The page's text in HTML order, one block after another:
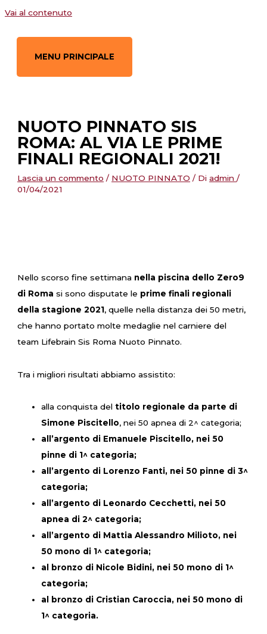
Vai al contenuto
MENU PRINCIPALE
NUOTO PINNATO SIS
ROMA: AL VIA LE PRIME
FINALI REGIONALI 2021!
Lascia un commento / NUOTO PINNATO / Diadmin/
01/04/2021
Nello scorso fine settimana nella piscina dello Zero9
di Roma si sono disputate le prime finali regionali
della stagione 2021, quelle nella distanza dei 50 metri,
che hanno portato molte medaglie nel carniere del
team Lifebrain Sis Roma Nuoto Pinnato.
Tra i migliori risultati abbiamo assistito:
alla conquista deltitolo regionale da parte di
Simone Piscitello, nei 50 apnea di 2^ categoria;
all’argento di Emanuele Piscitello, nei 50
pinne di 1^ categoria;
all’argento di Lorenzo Fanti, nei 50 pinne di 3^
categoria;
all’argento di Leonardo Cecchetti, nei 50
apnea di 2^ categoria;
all’argento di Mattia Alessandro Milioto, nei
50 mono di 1^ categoria;
al bronzo di Nicole Bidini, nei 50 mono di 1^
categoria;
al bronzo di Cristian Caroccia, nei 50 mono di
1^ categoria.